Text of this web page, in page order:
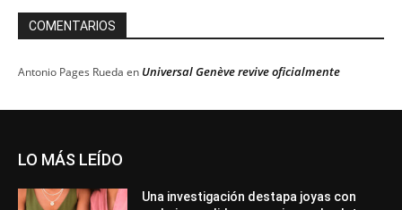
COMENTARIOS
Antonio Pages Rueda en Universal Genève revive oficialmente
LO MÁS LEÍDO
Una investigación destapa joyas con